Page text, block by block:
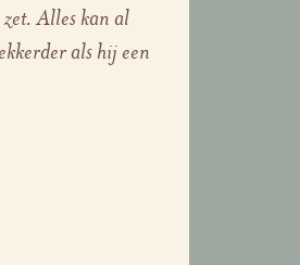
Alles kan al
als hij een